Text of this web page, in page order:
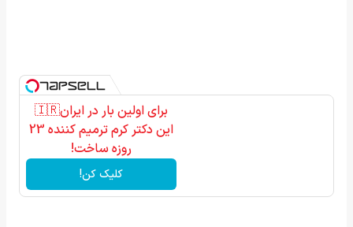
برای اولین بار در ایران🇮🇷
این دکتر کرم ترمیم کننده 23
روزه ساخت!
کلیک کن!